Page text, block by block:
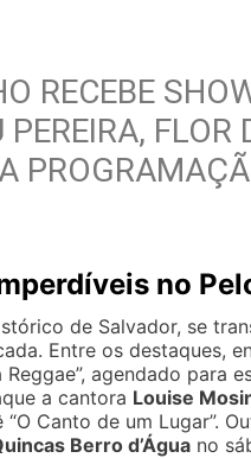
RECEBE
FLOR
no
de Salvador, se
Entre os destaques,
agendado para
a cantora Louise
Canto de um Lugar”.
Berro d’Água no